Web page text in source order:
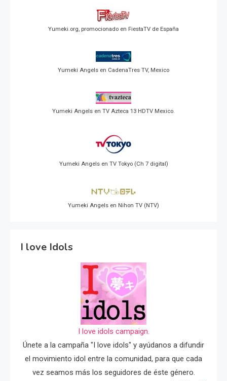
Yumeki.org, promocionado en FiestaTV de España
Yumeki Angels en CadenaTres TV, Mexico
Yumeki Angels en TV Azteca 13 HDTV Mexico.
Yumeki Angels en TV Tokyo (Ch 7 digital)
Yumeki Angels en Nihon TV (NTV)
I love Idols
I love idols campaign.
Únete a la campaña "I love idols" y ayúdanos a difundir
el movimiento idol entre la comunidad, para que cada
vez seamos más los seguidores de éste género.